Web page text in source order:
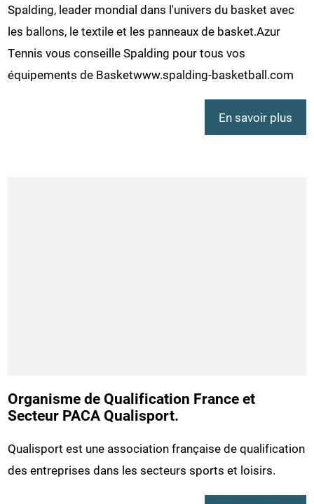
Spalding, leader mondial dans l'univers du basket avec
les ballons, le textile et les panneaux de basket.Azur
Tennis vous conseille Spalding pour tous vos
équipements de Basketwww.spalding-basketball.com
En savoir plus
Organisme de Qualification France et
Secteur PACA Qualisport.
Qualisport est une association française de qualification
des entreprises dans les secteurs sports et loisirs.